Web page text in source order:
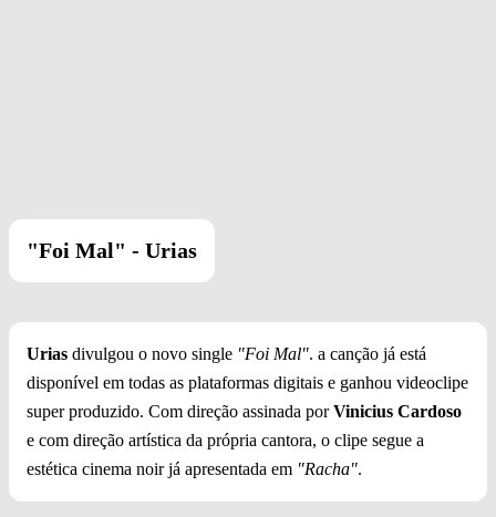
"Foi Mal" - Urias
Urias divulgou o novo single "Foi Mal". a canção já está
disponível em todas as plataformas digitais e ganhou videoclipe
super produzido. Com direção assinada porVinicius Cardoso
e com direção artística da própria cantora, o clipe segue a
estética cinema noir já apresentada em "Racha".